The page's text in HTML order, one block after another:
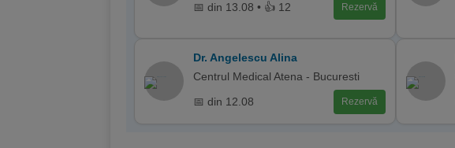
📅 din 13.08 • 👍 12 Rezervă
Dr. Angelescu Alina
Centrul Medical Atena - Bucuresti
📅 din 12.08 Rezervă